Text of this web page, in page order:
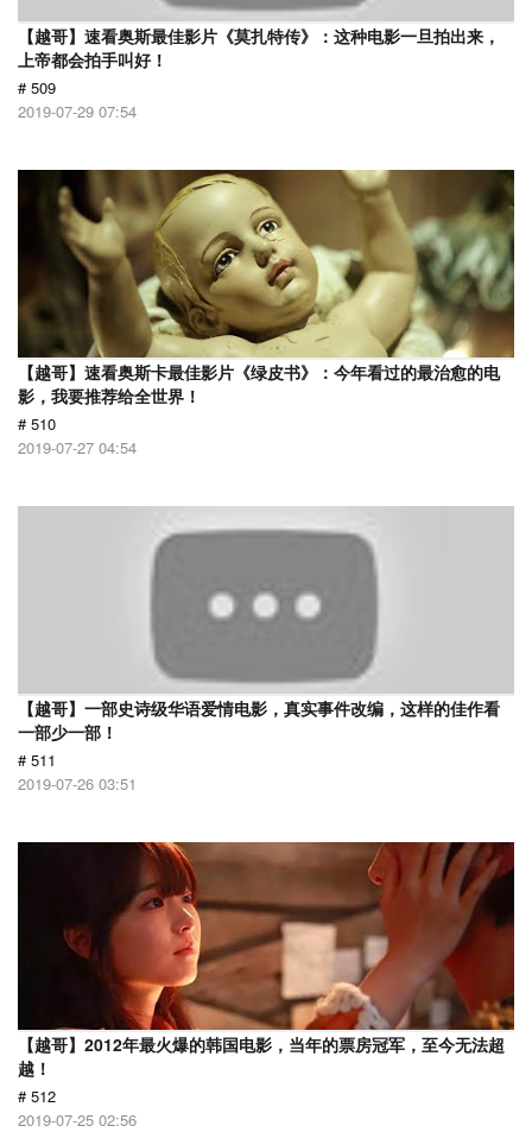
【越哥】速看奥斯最佳影片《莫扎特传》：这种电影一旦拍出来，
上帝都会拍手叫好！
# 509
2019-07-29 07:54
【越哥】速看奥斯卡最佳影片《绿皮书》：今年看过的最治愈的电
影，我要推荐给全世界！
# 510
2019-07-27 04:54
【越哥】一部史诗级华语爱情电影，真实事件改编，这样的佳作看
一部少一部！
# 511
2019-07-26 03:51
【越哥】2012年最火爆的韩国电影，当年的票房冠军，至今无法超
越！
# 512
2019-07-25 02:56